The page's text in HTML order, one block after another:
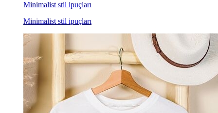
Minimalist stil ipuçları
Minimalist stil ipuçları